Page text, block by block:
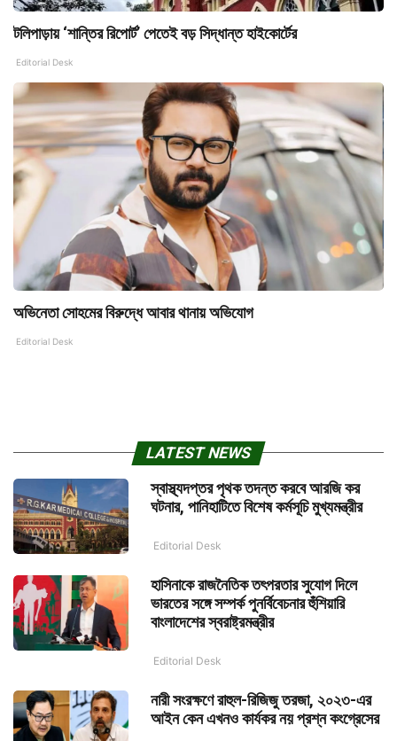
টলিপাড়ায় ‘শান্তির রিপোর্ট’ পেতেই বড় সিদ্ধান্ত হাইকোর্টের
Editorial Desk
অভিনেতা সোহমের বিরুদ্ধে আবার থানায় অভিযোগ
Editorial Desk
LATEST NEWS
স্বাস্থ্যদপ্তর পৃথক তদন্ত করবে আরজি কর
ঘটনার, পানিহাটিতে বিশেষ কর্মসূচি মুখ্যমন্ত্রীর
Editorial Desk
হাসিনাকে রাজনৈতিক তৎপরতার সুযোগ দিলে
ভারতের সঙ্গে সম্পর্ক পুনর্বিবেচনার হুঁশিয়ারি
বাংলাদেশের স্বরাষ্ট্রমন্ত্রীর
Editorial Desk
নারী সংরক্ষণে রাহুল-রিজিজু তরজা, ২০২৩-এর
আইন কেন এখনও কার্যকর নয় প্রশ্ন কংগ্রেসের